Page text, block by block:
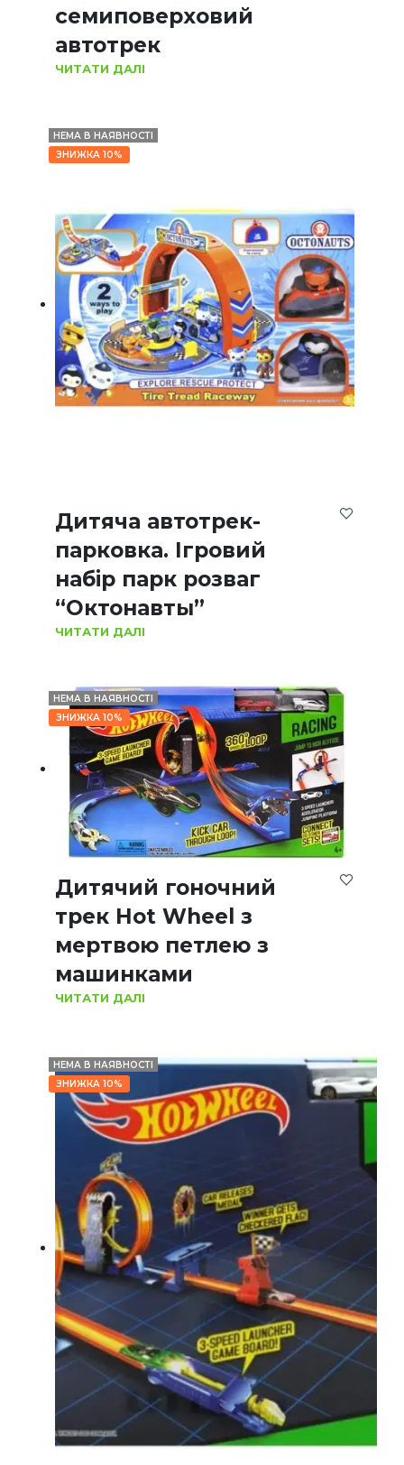
семиповерховий
автотрек
ЧИТАТИ ДАЛІ
НЕМА В НАЯВНОСТІ
ЗНИЖКА 10%
Дитяча автотрек-
парковка. Ігровий
набір парк розваг
“Октонавты”
ЧИТАТИ ДАЛІ
НЕМА В НАЯВНОСТІ
ЗНИЖКА 10%
Дитячий гоночний
трек Hot Wheel з
мертвою петлею з
машинками
ЧИТАТИ ДАЛІ
НЕМА В НАЯВНОСТІ
ЗНИЖКА 10%